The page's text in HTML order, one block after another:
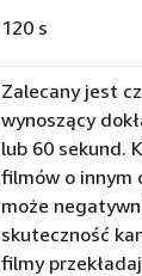
120 s
Zalecany jest
wynoszący
lub 60 sekund.
filmów o innym
może
skuteczność
filmy